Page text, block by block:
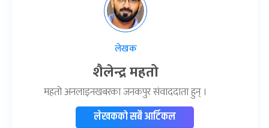
लेखक
शैलेन्द्र महतो
महतो अनलाइनखबरका जनकपुर संवाददाता हुन् ।
लेखकको सबै आर्टिकल